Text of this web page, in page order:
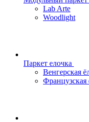
Lab Arte
Woodlight
Паркет елочка
Венгерская